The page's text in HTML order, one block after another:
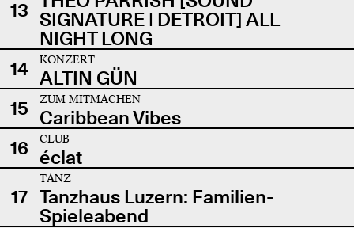
13 SIGNATURE | DETROIT] ALL
NIGHT LONG
14
KONZERT
ALTIN GÜN
15
ZUM MITMACHEN
Caribbean Vibes
16
CLUB
éclat
17
TANZ
Tanzhaus Luzern: Familien-
Spieleabend